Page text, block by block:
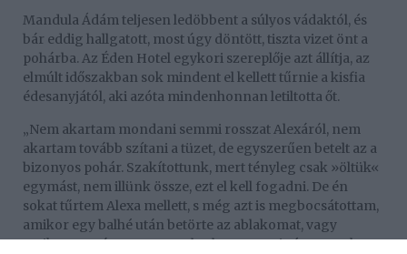
Mandula Ádám teljesen ledöbbent a súlyos vádaktól, és
bár eddig hallgatott, most úgy döntött, tiszta vizet önt a
pohárba. Az Éden Hotel egykori szereplője azt állítja, az
elmúlt időszakban sok mindent el kellett tűrnie a kisfia
édesanyjától, aki azóta mindenhonnan letiltotta őt.
„Nem akartam mondani semmi rosszat Alexáról, nem
akartam tovább szítani a tüzet, de egyszerűen betelt az a
bizonyos pohár. Szakítottunk, mert tényleg csak »öltük«
egymást, nem illünk össze, ezt el kell fogadni. De én
sokat tűrtem Alexa mellett, s még azt is megbocsátottam,
amikor egy balhé után betörte az ablakomat, vagy
amikor azt vágta az arcomba, hogy nem is én vagyok a